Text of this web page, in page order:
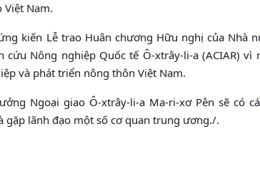
Việt Nam.
kiến Lễ trao Huân chương Hữu nghị của Nhà
cứu Nông nghiệp Quốc tế Ô-xtrây-li-a (ACIAR)
và phát triển nông thôn Việt Nam.
Ngoại giao Ô-xtrây-li-a Ma-ri-xơ Pên sẽ có
gặp lãnh đạo một số cơ quan trung ương./.